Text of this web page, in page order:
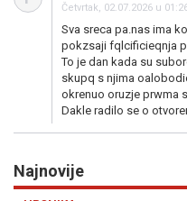
Četvrtak, 02.07.2026 u
Sva sreca pa.nas ima
pokzsaji fqlcificieqnja
To je dan kada su
skupq s njima
okrenuo oruzje prwma
Dakle radilo se o
Najnovije